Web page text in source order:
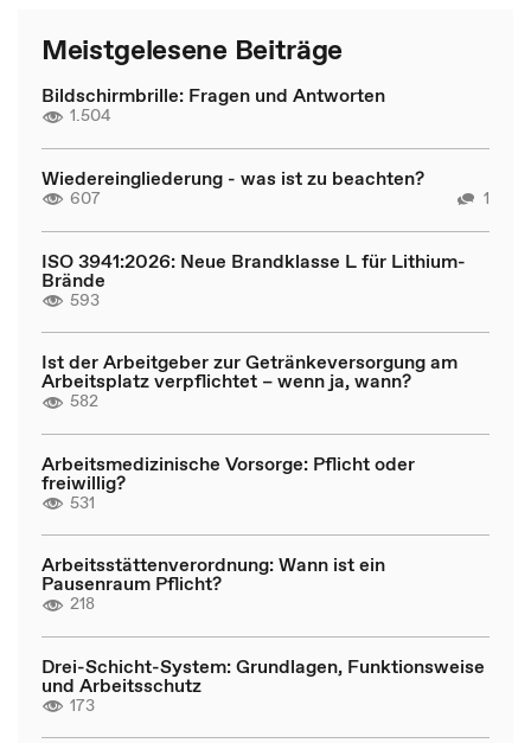
Meistgelesene Beiträge
Bildschirmbrille: Fragen und Antworten
1.504
Wiedereingliederung - was ist zu beachten?
607 1
ISO 3941:2026: Neue Brandklasse L für Lithium-
Brände
593
Ist der Arbeitgeber zur Getränkeversorgung am
Arbeitsplatz verpflichtet – wenn ja, wann?
582
Arbeitsmedizinische Vorsorge: Pflicht oder
freiwillig?
531
Arbeitsstättenverordnung: Wann ist ein
Pausenraum Pflicht?
218
Drei-Schicht-System: Grundlagen, Funktionsweise
und Arbeitsschutz
173